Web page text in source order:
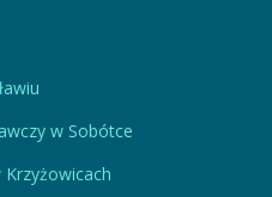
w Sobótce
Krzyżowicach